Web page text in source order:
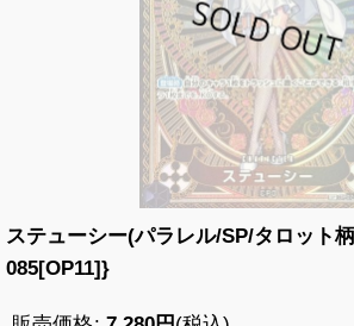
ステューシー(パラレル/SP/タロット
085[OP11]}